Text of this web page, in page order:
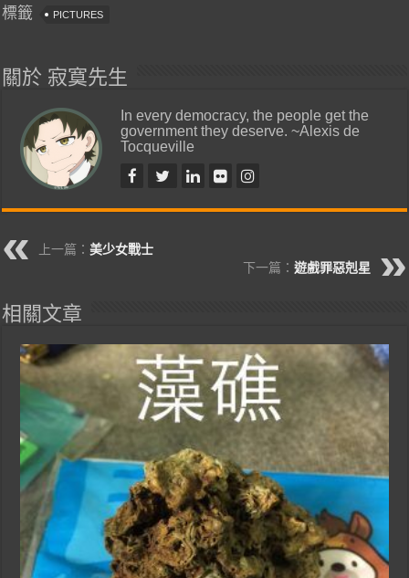
標籤 PICTURES
關於 寂寞先生
In every democracy, the people get the
government they deserve. ~Alexis de
Tocqueville
上一篇：美少女戰士
下一篇： 遊戲罪惡剋星
相關文章